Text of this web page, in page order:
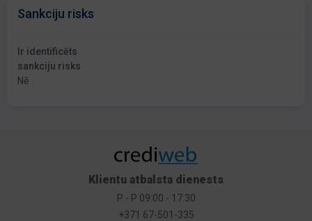
Sankciju risks
Ir identificēts
sankciju risks
Nē
Klientu atbalsta dienests
P - P 09:00 - 17:30
+371 67-501-335